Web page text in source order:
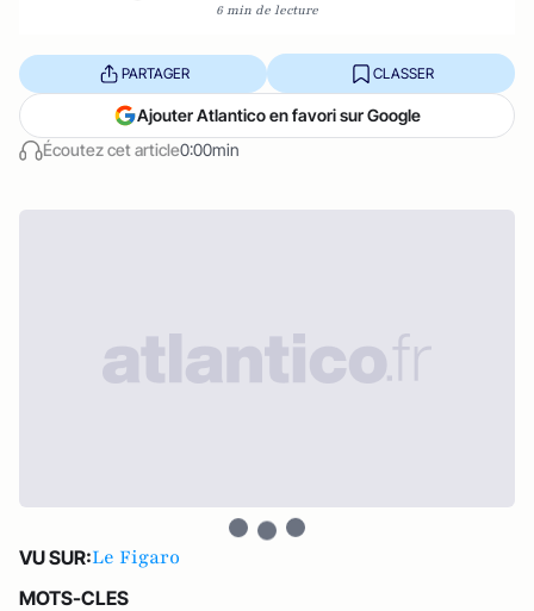
6 min de lecture
Écoutez cet article0:00min
PARTAGER CLASSER
Ajouter Atlantico en favori sur Google
VU SUR:Le Figaro
MOTS-CLES